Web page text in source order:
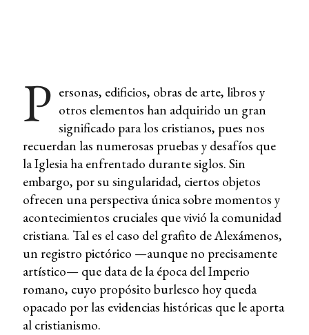
P ersonas, edificios, obras de arte, libros y
otros elementos han adquirido un gran
significado para los cristianos, pues nos
recuerdan las numerosas pruebas y desafíos que
la Iglesia ha enfrentado durante siglos. Sin
embargo, por su singularidad, ciertos objetos
ofrecen una perspectiva única sobre momentos y
acontecimientos cruciales que vivió la comunidad
cristiana. Tal es el caso del grafito de Alexámenos,
un registro pictórico —aunque no precisamente
artístico— que data de la época del Imperio
romano, cuyo propósito burlesco hoy queda
opacado por las evidencias históricas que le aporta
al cristianismo.